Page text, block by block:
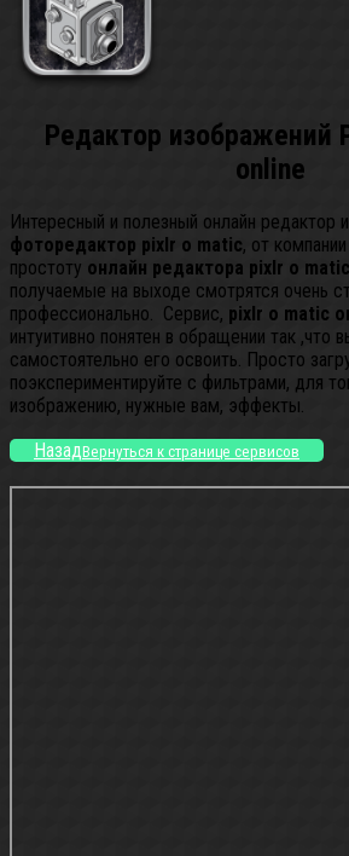
Редактор изображений
online
Интересный и полезный онлайн редактор
фоторедактор pixlr o matic, от
простоту онлайн редактора pixlr o matic
получаемые на выходе смотрятся очень
профессионально. Сервис, pixlr o matic
интуитивно понятен в обращении так ,что
самостоятельно его освоить. Просто
поэкспериментируйте с фильтрами, для
изображению, нужные вам, эффекты.
НазадВернуться к странице сервисов